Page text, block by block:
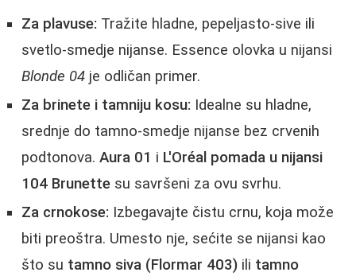
Za plavuse: Tražite hladne, pepeljasto-sive ili
svetlo-smedje nijanse. Essence olovka u nijansi
Blonde 04 je odličan primer.
Za brinete i tamniju kosu: Idealne su hladne,
srednje do tamno-smedje nijanse bez crvenih
podtonova. Aura 01 i L'Oréal pomada u nijansi
104 Brunette su savršeni za ovu svrhu.
Za crnokose: Izbegavajte čistu crnu, koja može
biti preoštra. Umesto nje, sećite se nijansi kao
što su tamno siva (Flormar 403) ili tamno